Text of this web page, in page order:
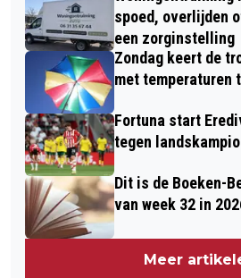
spoed, overlijden
een zorginstelling
Zondag keert de
met temperaturen
Fortuna start
tegen
Dit is de Boeken-
van week 32 in
Meer